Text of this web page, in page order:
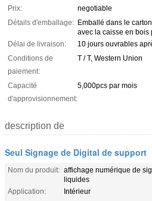
Prix:
negotiable
Détails d'emballage: Emballé dans le
avec la caisse en bois
Délai de livraison:
10 jours ouvrables
Conditions de
paiement:
T / T, Western Union
Capacité
d'approvisionnement:
5,000pcs par mois
description de
Seul Signage de Digital de support
Nom du produit: affichage numérique de
liquides
Application:
Intérieur